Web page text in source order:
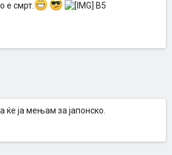
е смрт.
B5
ќе ја мењам за јапонско.